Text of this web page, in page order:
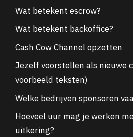
Wat betekent escrow?
Wat betekent backoffice?
Cash Cow Channel opzetten
Jezelf voorstellen als nieuwe
voorbeeld teksten)
Welke bedrijven sponsoren
Hoeveel uur mag je werken
uitkering?